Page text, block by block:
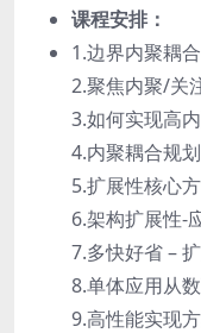
课程安排：
1.边界内聚耦合
2.聚焦内聚/关
3.如何实现高
4.内聚耦合规
5.扩展性核心
6.架构扩展性-
7.多快好省 –
8.单体应用从
9.高性能实现